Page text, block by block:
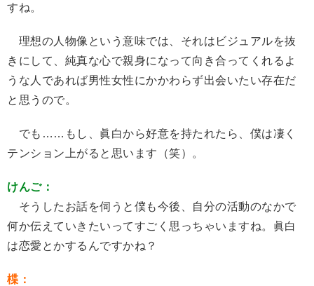
すね。
理想の人物像という意味では、それはビジュアルを抜
きにして、純真な心で親身になって向き合ってくれるよ
うな人であれば男性女性にかかわらず出会いたい存在だ
と思うので。
でも……もし、眞白から好意を持たれたら、僕は凄く
テンション上がると思います（笑）。
けんご：
そうしたお話を伺うと僕も今後、自分の活動のなかで
何か伝えていきたいってすごく思っちゃいますね。眞白
は恋愛とかするんですかね？
楪：